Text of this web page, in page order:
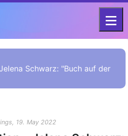
ADVANCED
2017 –
Schwarz: "Buch auf der
19. May 2022